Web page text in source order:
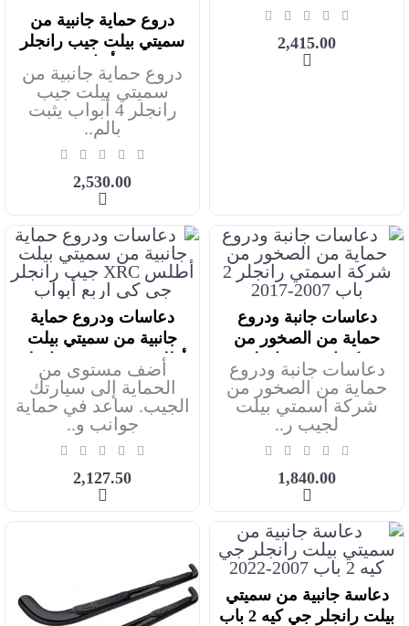
2,415.00
أضف للعربة
دروع حماية جانبية من
سميتي بيلت جيب رانجلر
دروع حماية جانبية من
سميتي بيلت جيب
رانجلر 4 أبواب يثبت
بالم..
2,530.00
أضف للعربة
دعاسات جانبة ودروع
حماية من الصخور من
باب 2007-2017
دعاسات جانبة ودروع
حماية من الصخور من
شركة اسمتي بيلت
لجيب ر..
1,840.00
أضف للعربة
دعاسات ودروع حماية
جانبية من سميتي بيلت
أطلس XRC جيب رانجلر
جي كي اربع أبواب
أضف مستوى من
الحماية إلى سيارتك
الجيب. ساعد في حماية
جوانب و..
2,127.50
أضف للعربة
دعاسة جانبية من سميتي
بيلت رانجلر جي كيه 2 باب